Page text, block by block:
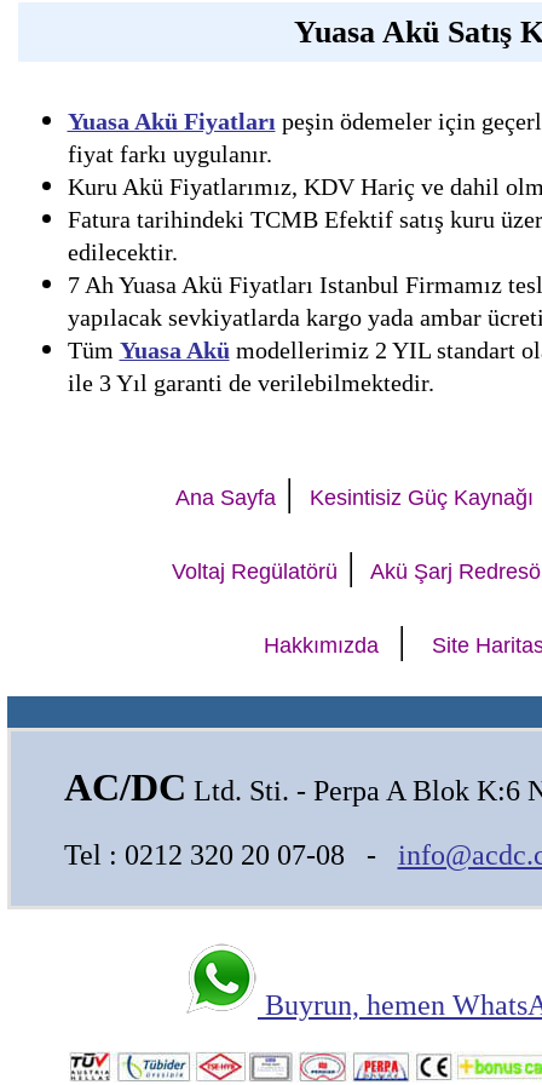
Yuasa Akü Satış
Yuasa Akü Fiyatları peşin ödemeler için
fiyat farkı uygulanır.
Kuru Akü Fiyatlarımız, KDV Hariç ve dahil
Fatura tarihindeki TCMB Efektif satış kuru
edilecektir.
7 Ah Yuasa Akü Fiyatları Istanbul Firmamız
yapılacak sevkiyatlarda kargo yada ambar
Tüm Yuasa Akü modellerimiz 2 YIL standart
ile 3 Yıl garanti de verilebilmektedir.
Ana Sayfa | Kesintisiz Güç Kaynağı
Voltaj Regülatörü | Akü Şarj
Hakkımızda | Site
AC/DC Ltd. Sti. - Perpa A Blok K:6
Tel : 0212 320 20 07-08 -
Buyrun, hemen